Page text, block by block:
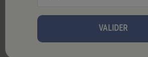
VALIDER